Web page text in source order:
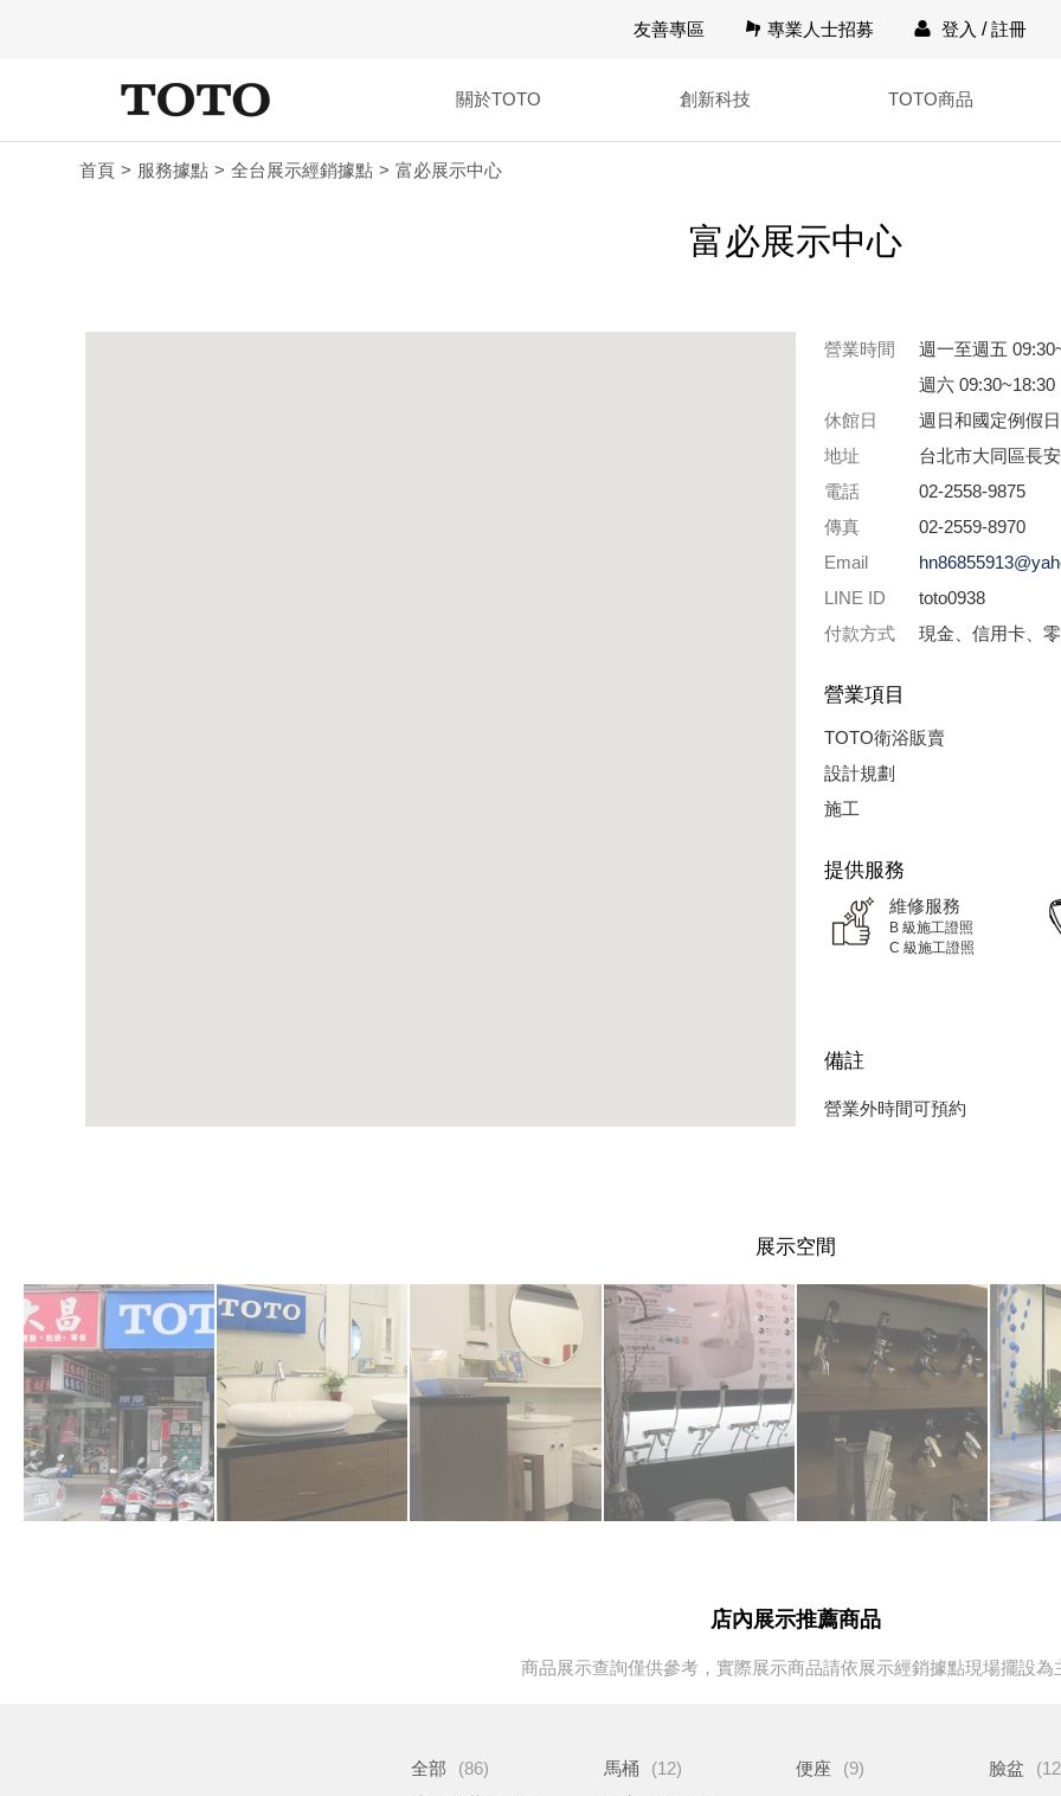
友善專區 專業人士招募 登入 /註冊
關於TOTO 創新科技 TOTO商品
首頁 服務據點 全台展示經銷據點 富必展示中心
富必展示中心
營業時間
週一至週五
週六 09:30~18:30
休館日
週日和國定例假日
地址
台北市大同區長
電話
02-2558-9875
傳真
02-2559-8970
Email
LINE ID
toto0938
付款方式
現金、信用卡、
營業項目
TOTO衛浴販賣
設計規劃
施工
提供服務
維修服務
B 級施工證照
C 級施工證照
備註
營業外時間可預約
展示空間
店內展示推薦商品
商品展示查詢僅供參考，實際展示商品請依展示經銷據點現場擺設為
全部 (86) 馬桶 (12) 便座 (9) 臉盆